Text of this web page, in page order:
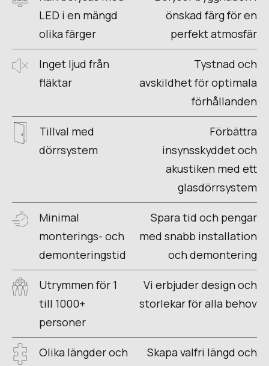
LED i en mängd
olika färger
önskad färg för en
perfekt atmosfär
Inget ljud från
fläktar
Tystnad och
avskildhet för optimala
förhållanden
Tillval med
dörrsystem
Förbättra
insynsskyddet och
akustiken med ett
glasdörrsystem
Minimal
monterings- och
demonteringstid
Spara tid och pengar
med snabb installation
och demontering
Utrymmen för 1
till 1000+
personer
Vi erbjuder design och
storlekar för alla behov
Olika längder och
Skapa valfri längd och